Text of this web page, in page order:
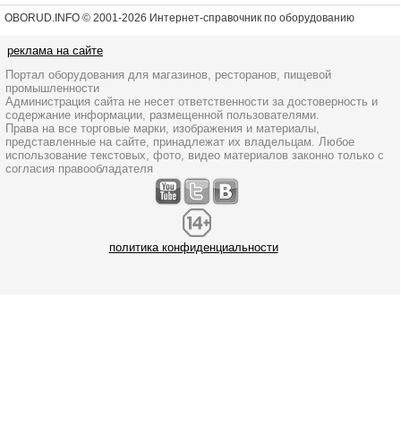
OBORUD.INFO © 2001-2026 Интернет-справочник по оборудованию
реклама на сайте
Портал оборудования для магазинов, ресторанов, пищевой
промышленности
Администрация сайта не несет ответственности за достоверность и
содержание информации, размещенной пользователями.
Права на все торговые марки, изображения и материалы,
представленные на сайте, принадлежат их владельцам. Любое
использование текстовых, фото, видео материалов законно только с
согласия правообладателя
политика конфиденциальности